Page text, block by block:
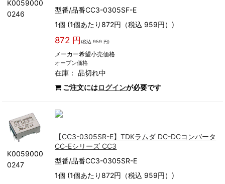
K0059000
0246
型番/品番CC3-0305SF-E
1個 (1個あたり872円（税込 959円）)
872 円 (税込 959 円)
メーカー希望小売価格
オープン価格
在庫：品切れ中
ご注文にはログインが必要です
K0059000
0247
【CC3-0305SR-E】TDKラムダ DC-DCコンバータ
CC-Eシリーズ CC3
型番/品番CC3-0305SR-E
1個 (1個あたり872円（税込 959円）)